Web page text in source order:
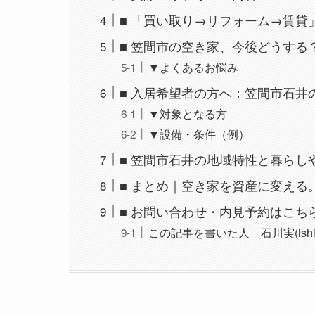
■ 「買い取り→リフォーム→賃貸
■ 笠間市の空き家、今後どうす
▼よくあるお悩み
■ 入居希望者の方へ：笠間市石井
▼対象となる方
▼設備・条件（例）
■ 笠間市石井の地域特性と暮らし
■ まとめ｜空き家を資産に変え
■ お問い合わせ・内見予約はこち
この記事を書いた人 石川実